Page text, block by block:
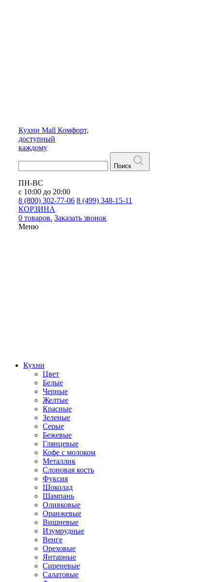
Кухни Mall Комфорт,
доступный
каждому
Поиск
ПН-ВС
с 10:00 до 20:00
8 (800) 302-77-06 8 (499) 348-15-11
КОРЗИНА
0 товаров. Заказать звонок
Меню
Кухни
Цвет
Белые
Черные
Желтые
Красные
Зеленые
Серые
Бежевые
Глянцевые
Кофе с молоком
Металлик
Слоновая кость
Фуксия
Шоколад
Шампань
Оливковые
Оранжевые
Вишневые
Изумрудные
Венге
Ореховые
Янтарные
Сиреневые
Салатовые